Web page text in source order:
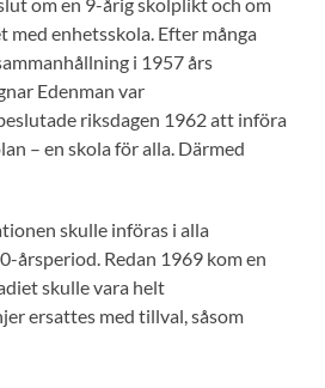
med enhetsskola. Efter många
i 1957 års
Edenman var
riksdagen 1962 att införa
– en skola för alla. Därmed
skulle införas i alla
årsperiod. Redan 1969 kom en
skulle vara helt
ersattes med tillval, såsom